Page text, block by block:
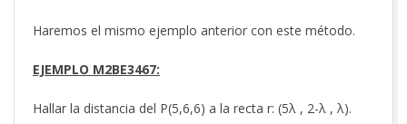
Haremos el mismo ejemplo anterior con este método.
EJEMPLO M2BE3467:
Hallar la distancia del P(5,6,6) a la recta r: (5λ , 2-λ , λ).